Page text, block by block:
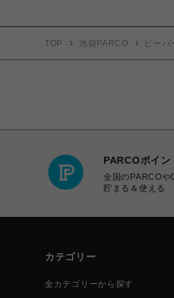
TOP 池袋PARCO ビーバ
PARCOポイン
全国のPARCO
貯まる＆使える
カテゴリー
全カテゴリーから探す